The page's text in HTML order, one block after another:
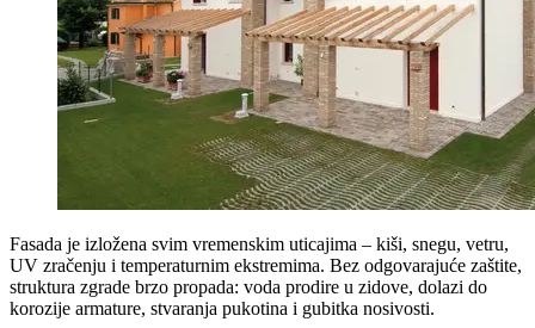
Fasada je izložena svim vremenskim uticajima – kiši, snegu, vetru,
UV zračenju i temperaturnim ekstremima. Bez odgovarajuće zaštite,
struktura zgrade brzo propada: voda prodire u zidove, dolazi do
korozije armature, stvaranja pukotina i gubitka nosivosti.